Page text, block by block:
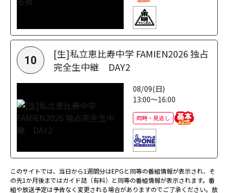
10
[生]私立恵比寿中学 FAMIEN2026 独占
完全生中継 DAY2
08/09(日)
13:00～16:00
同時・見逃し
このサイトでは、当日から1週間分はEPGと同等の番組情報が表示され、そ
の先1か月後まではガイド誌（有料）と同等の番組情報が表示されます。番
組や放送予定は予告なく変更される場合がありますのでご了承ください。放